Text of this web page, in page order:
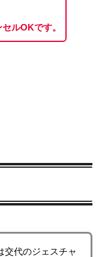
ルOKです。
交代のジェスチャ